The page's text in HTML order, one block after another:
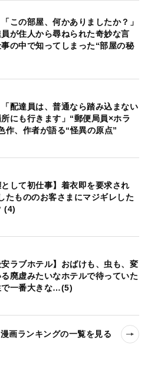
「この部屋、何かありましたか？」
が住人から尋ねられた奇妙な言
中で知ってしまった“部屋の秘
「配達員は、普通なら踏み込まない
にも行きます」“郵便局員×ホラ
作、作者が語る“怪異の原点”
として初仕事】着衣即を要求され
たもののお客さまにマジギレした
(4)
安ラブホテル】おばけも、虫も、変
廃虚みたいなホテルで待っていた
で一番大きな…(5)
漫画ランキングの一覧を見る